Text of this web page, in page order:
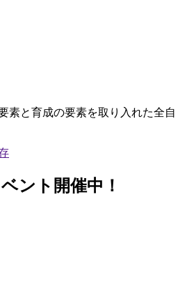
素と育成の要素を取り入れた全自
ント開催中！